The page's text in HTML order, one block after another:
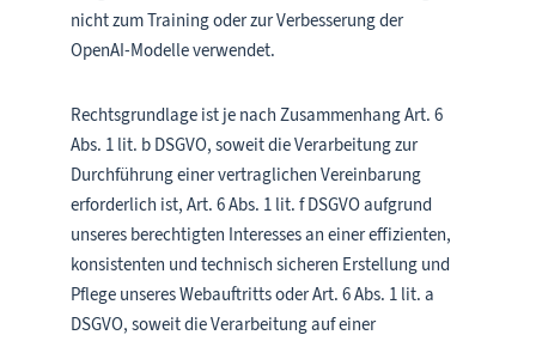
nicht zum Training oder zur Verbesserung der
OpenAI-Modelle verwendet.
Rechtsgrundlage ist je nach Zusammenhang Art. 6
Abs. 1 lit. b DSGVO, soweit die Verarbeitung zur
Durchführung einer vertraglichen Vereinbarung
erforderlich ist, Art. 6 Abs. 1 lit. f DSGVO aufgrund
unseres berechtigten Interesses an einer effizienten,
konsistenten und technisch sicheren Erstellung und
Pflege unseres Webauftritts oder Art. 6 Abs. 1 lit. a
DSGVO, soweit die Verarbeitung auf einer